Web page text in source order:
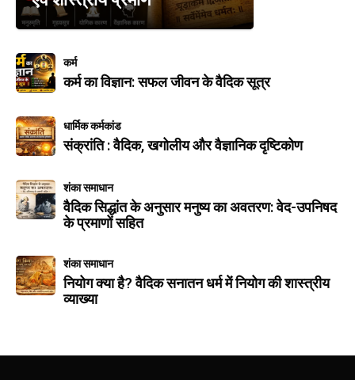
कर्म
कर्म का विज्ञान: सफल जीवन के वैदिक सूत्र
धार्मिक कर्मकांड
संक्रांति : वैदिक, खगोलीय और वैज्ञानिक दृष्टिकोण
शंका समाधान
वैदिक सिद्धांत के अनुसार मनुष्य का अवतरण: वेद-उपनिषद
के प्रमाणों सहित
शंका समाधान
नियोग क्या है? वैदिक सनातन धर्म में नियोग की शास्त्रीय
व्याख्या